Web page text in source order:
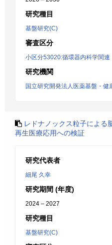
研究種目
基盤研究(C)
審査区分
小区分53020:循環器内科学関連
研究機関
国立研究開発法人医薬基盤・健
レドナノックス粒子による
再生医療応用への検証
研究代表者
細尾 久幸
研究期間 (年度)
2024 – 2027
研究種目
基盤研究(C)